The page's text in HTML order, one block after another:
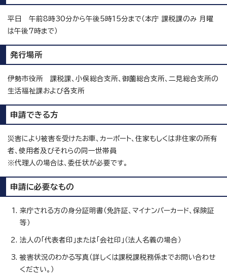
平日 午前8時30分から午後5時15分まで（本庁 課税課のみ 月曜
は午後7時まで）
発行場所
伊勢市役所 課税課、小俣総合支所、御薗総合支所、二見総合支所の
生活福祉課および各支所
申請できる方
災害により被害を受けたお車、カーポート、住家もしくは非住家の所有
者、使用者及びそれらの同一世帯員
※代理人の場合は、委任状が必要です。
申請に必要なもの
来庁される方の身分証明書（免許証、マイナンバーカード、保険証
等）
法人の「代表者印」または「会社印」（法人名義の場合）
被害状況のわかる写真（詳しくは課税課税務係までお問い合わせ
ください。）